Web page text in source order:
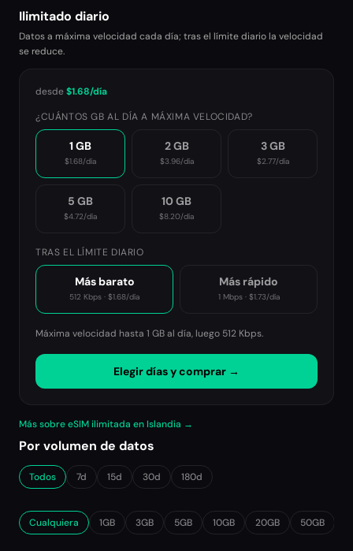
Ilimitado diario
Datos a máxima velocidad cada día; tras el límite diario la velocidad
se reduce.
desde$1.68/día
¿CUÁNTOS GB AL DÍA A MÁXIMA VELOCIDAD?
1 GB
$1.68/día
2 GB
$3.96/día
3 GB
$2.77/día
5 GB
$4.72/día
10 GB
$8.20/día
TRAS EL LÍMITE DIARIO
Más barato
512 Kbps · $1.68/día
Más rápido
1 Mbps· $1.73/día
Máxima velocidad hasta 1 GB al día, luego 512 Kbps.
Elegir días y comprar →
Más sobre eSIM ilimitada en Islandia →
Por volumen de datos
Todos 7d 15d 30d 180d
Cualquiera 1GB 3GB 5GB 10GB 20GB 50GB